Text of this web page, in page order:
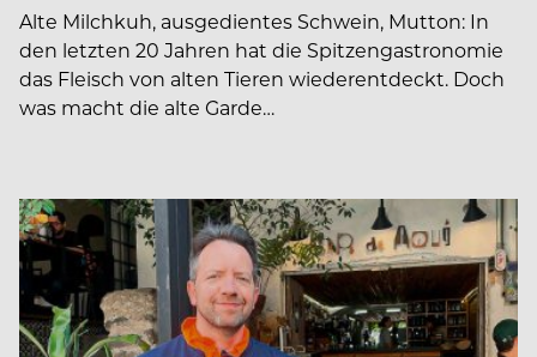
Alte Milchkuh, ausgedientes Schwein, Mutton: In
den letzten 20 Jahren hat die Spitzengastronomie
das Fleisch von alten Tieren wiederentdeckt. Doch
was macht die alte Garde…